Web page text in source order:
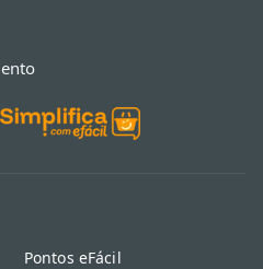
Pontos eFácil